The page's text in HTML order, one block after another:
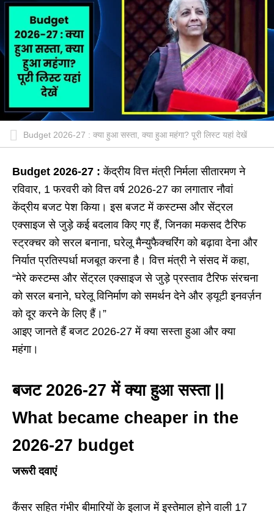
Budget 2026-27 : क्या हुआ सस्ता, क्या हुआ महंगा? पूरी लिस्ट यहां देखें
Budget 2026-27 :केंद्रीय वित्त मंत्री निर्मला सीतारमण ने
रविवार, 1 फरवरी को वित्त वर्ष 2026-27 का लगातार नौवां
केंद्रीय बजट पेश किया। इस बजट में कस्टम्स और सेंट्रल
एक्साइज से जुड़े कई बदलाव किए गए हैं, जिनका मकसद टैरिफ
स्ट्रक्चर को सरल बनाना, घरेलू मैन्युफैक्चरिंग को बढ़ावा देना और
निर्यात प्रतिस्पर्धा मजबूत करना है। वित्त मंत्री ने संसद में कहा,
“मेरे कस्टम्स और सेंट्रल एक्साइज से जुड़े प्रस्ताव टैरिफ संरचना
को सरल बनाने, घरेलू विनिर्माण को समर्थन देने और ड्यूटी इनवर्ज़न
को दूर करने के लिए हैं।”
आइए जानते हैं बजट 2026-27 में क्या सस्ता हुआ और क्या
महंगा।
बजट 2026-27 में क्या हुआ सस्ता ||
What became cheaper in the
2026-27 budget
जरूरी दवाएं
कैंसर सहित गंभीर बीमारियों के इलाज में इस्तेमाल होने वाली 17